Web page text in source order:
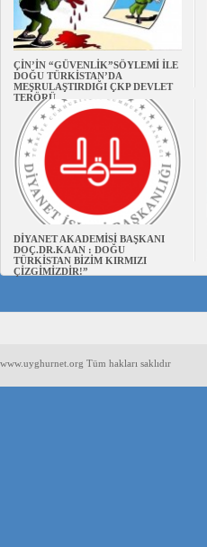
ÇİN’İN “GÜVENLİK”SÖYLEMİ İLE
DOĞU TÜRKİSTAN’DA
MEŞRULAŞTIRDIĞI ÇKP DEVLET
TERÖRÜ
DİYANET AKADEMİSİ BAŞKANI
DOÇ.DR.KAAN : DOĞU
TÜRKİSTAN BİZİM KIRMIZI
ÇİZGİMİZDİR!”
www.uyghurnet.org Tüm hakları saklıdır